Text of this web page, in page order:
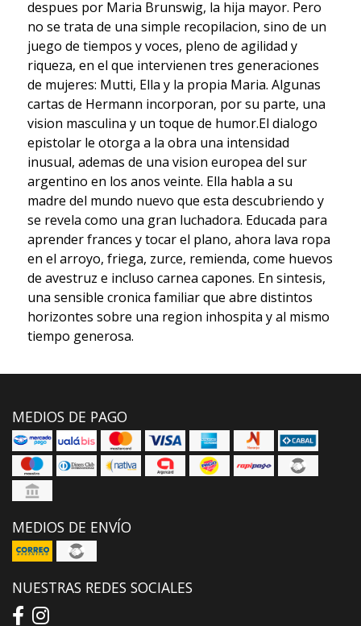
despues por Maria Brunswig, la hija mayor. Pero
no se trata de una simple recopilacion, sino de un
juego de tiempos y voces, pleno de agilidad y
riqueza, en el que intervienen tres generaciones
de mujeres: Mutti, Ella y la propia Maria. Algunas
cartas de Hermann incorporan, por su parte, una
vision masculina y un toque de humor.El dialogo
epistolar le otorga a la obra una intensidad
inusual, ademas de una vision europea del sur
argentino en los anos veinte. Ella habla a su
madre del mundo nuevo que esta descubriendo y
se revela como una gran luchadora. Educada para
aprender frances y tocar el plano, ahora lava ropa
en el arroyo, friega, zurce, remienda, come huevos
de avestruz e incluso carnea capones. En sintesis,
una sensible cronica familiar que abre distintos
horizontes sobre una region inhospita y al mismo
tiempo generosa.
MEDIOS DE PAGO
MEDIOS DE ENVÍO
NUESTRAS REDES SOCIALES